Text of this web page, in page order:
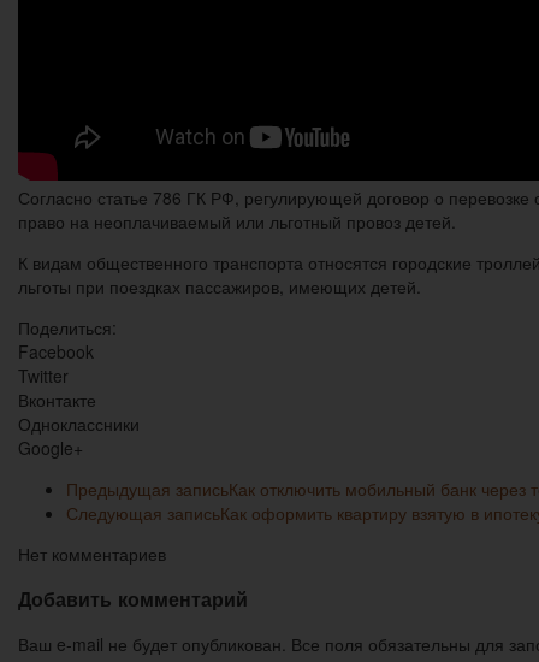
Согласно статье 786 ГК РФ, регулирующей договор о
право на неоплачиваемый или льготный провоз детей.
К видам общественного транспорта относятся городские
льготы при поездках пассажиров, имеющих детей.
Поделиться:
Facebook
Twitter
Вконтакте
Одноклассники
Google+
Предыдущая записьКак отключить мобильный банк через
Следующая записьКак оформить квартиру взятую в
Нет комментариев
Добавить комментарий
Ваш e-mail не будет опубликован. Все поля обязательны для